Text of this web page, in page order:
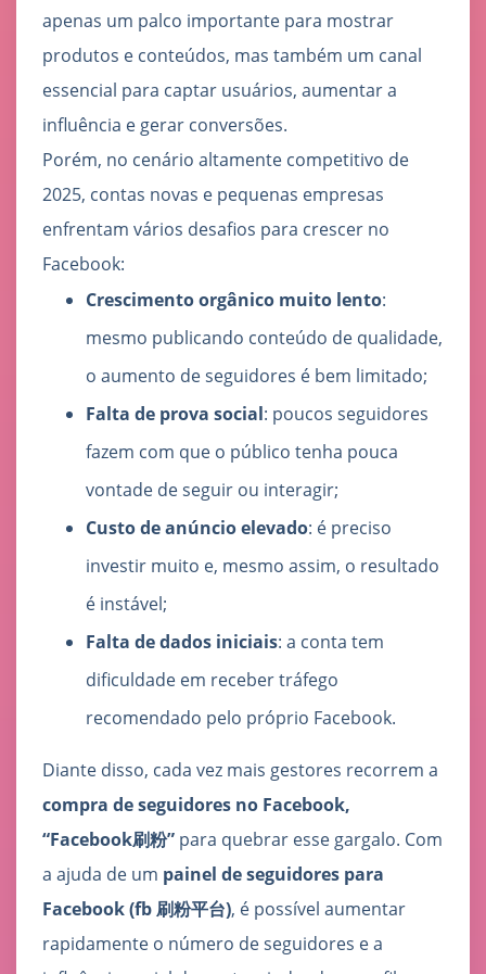
apenas um palco importante para mostrar
produtos e conteúdos, mas também um canal
essencial para captar usuários, aumentar a
influência e gerar conversões.
Porém, no cenário altamente competitivo de
2025, contas novas e pequenas empresas
enfrentam vários desafios para crescer no
Facebook:
Crescimento orgânico muito lento:
mesmo publicando conteúdo de qualidade,
o aumento de seguidores é bem limitado;
Falta de prova social: poucos seguidores
fazem com que o público tenha pouca
vontade de seguir ou interagir;
Custo de anúncio elevado: é preciso
investir muito e, mesmo assim, o resultado
é instável;
Falta de dados iniciais: a conta tem
dificuldade em receber tráfego
recomendado pelo próprio Facebook.
Diante disso, cada vez mais gestores recorrem a
compra de seguidores no Facebook,
“Facebook刷粉” para quebrar esse gargalo. Com
a ajuda de um painel de seguidores para
Facebook (fb 刷粉平台), é possível aumentar
rapidamente o número de seguidores e a